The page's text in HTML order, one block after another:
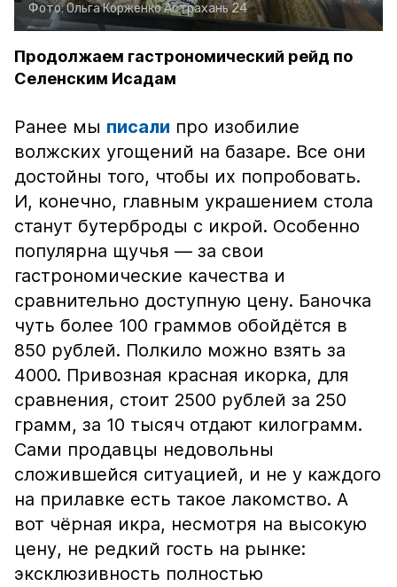
Фото:Ольга КорженкоАстрахань 24
Продолжаем гастрономический рейд по
Селенским Исадам
Ранее мы писали про изобилие
волжских угощений на базаре. Все они
достойны того, чтобы их попробовать.
И, конечно, главным украшением стола
станут бутерброды с икрой. Особенно
популярна щучья — за свои
гастрономические качества и
сравнительно доступную цену. Баночка
чуть более 100 граммов обойдётся в
850 рублей. Полкило можно взять за
4000. Привозная красная икорка, для
сравнения, стоит 2500 рублей за 250
грамм, за 10 тысяч отдают килограмм.
Сами продавцы недовольны
сложившейся ситуацией, и не у каждого
на прилавке есть такое лакомство. А
вот чёрная икра, несмотря на высокую
цену, не редкий гость на рынке:
эксклюзивность полностью